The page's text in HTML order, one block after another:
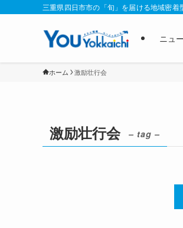
三重県四日市市の「旬」を届ける地域密着
ニュ
ホーム 激励壮行会
激励壮行会 – tag –